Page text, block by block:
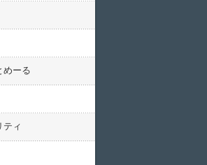
めーる
ティ